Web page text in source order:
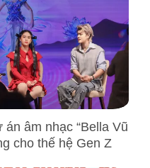
âm nhạc “Bella Vũ
cho thế hệ Gen Z